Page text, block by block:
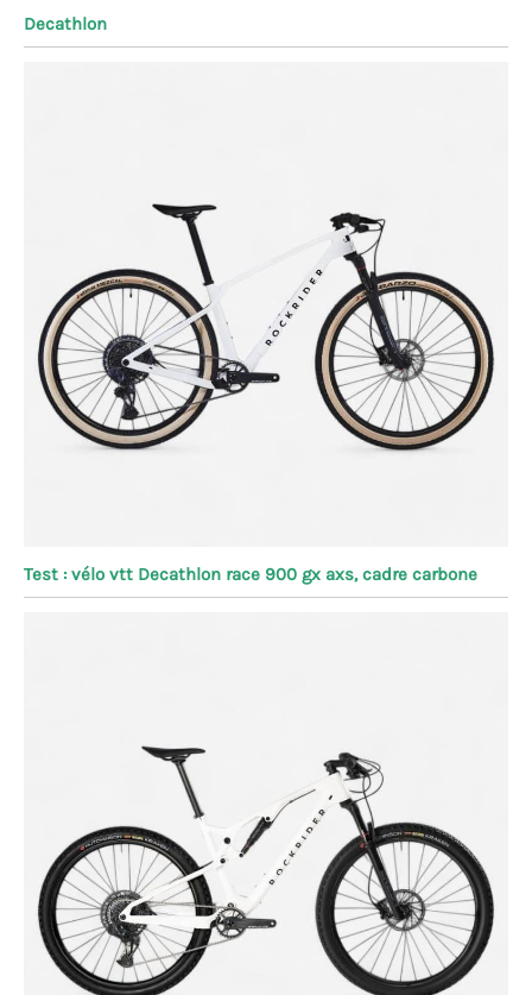
Decathlon
Test : vélo vtt Decathlon race 900 gx axs, cadre carbone